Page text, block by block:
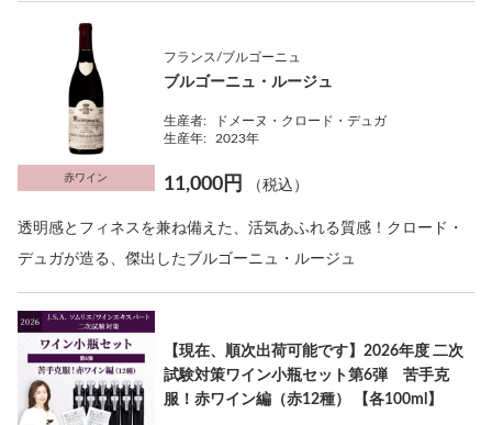
赤ワイン
フランス/ブルゴーニュ
ブルゴーニュ・ルージュ
生産者:
ドメーヌ・クロード・デュガ
生産年:
2023年
11,000円 （税込）
透明感とフィネスを兼ね備えた、活気あふれる質感！クロード・
デュガが造る、傑出したブルゴーニュ・ルージュ
【現在、順次出荷可能です】2026年度 二次
試験対策ワイン小瓶セット第6弾 苦手克
服！赤ワイン編（赤12種） 【各100ml】